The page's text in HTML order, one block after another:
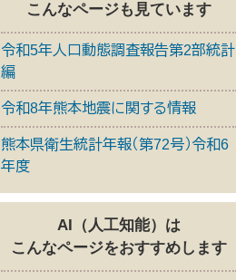
こんなページも見ています
令和5年人口動態調査報告第2部統計
編
令和8年熊本地震に関する情報
熊本県衛生統計年報（第72号）令和6
年度
AI（人工知能）は
こんなページをおすすめします